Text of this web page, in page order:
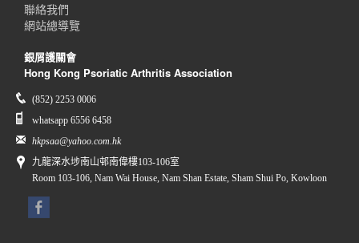
聯絡我們
網站總導覽
銀屑護關會
Hong Kong Psoriatic Arthritis Association
(852) 2253 0006
whatsapp 6556 6458
hkpsaa@yahoo.com.hk
九龍深水埗南山邨南偉樓103-106室
Room 103-106, Nam Wai House, Nam Shan Estate, Sham Shui Po, Kowloon